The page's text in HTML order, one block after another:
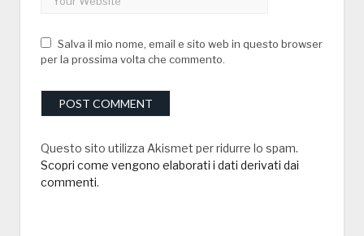
Salva il mio nome, email e sito web in questo browser
per la prossima volta che commento.
Questo sito utilizza Akismet per ridurre lo spam.
Scopri come vengono elaborati i dati derivati dai
commenti.